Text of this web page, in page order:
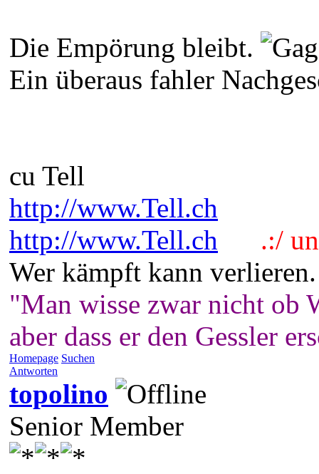
Die Empörung bleibt.
Ein überaus fahler
cu Tell
http://www.Tell.ch
http://www.Tell.ch
.:/
Wer kämpft kann
"Man wisse zwar nicht ob
aber dass er den Gessler
Homepage Suchen
Antworten
topolino
Senior Member